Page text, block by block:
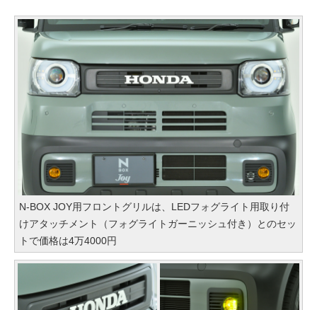
N-BOX JOY用フロントグリルは、LEDフォグライト用取り付
けアタッチメント（フォグライトガーニッシュ付き）とのセッ
トで価格は4万4000円